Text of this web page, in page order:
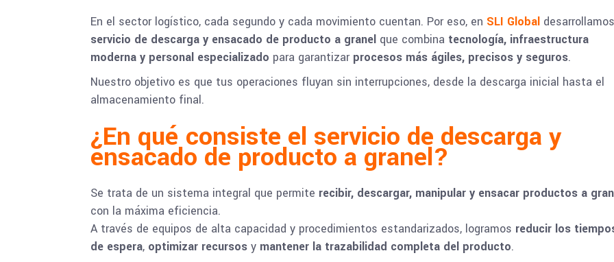
En el sector logístico, cada segundo y cada movimiento cuentan. Por eso, en SLI Global
servicio de descarga y ensacado de producto a granel que combina tecnología, infraestructura
moderna y personal especializado para garantizar procesos más ágiles, precisos y seguros.
Nuestro objetivo es que tus operaciones fluyan sin interrupciones, desde la descarga inicial hasta el
almacenamiento final.
¿En qué consiste el servicio de descarga y
ensacado de producto a granel?
Se trata de un sistema integral que permite recibir, descargar, manipular y ensacar productos a
con la máxima eficiencia.
A través de equipos de alta capacidad y procedimientos estandarizados, logramos reducir los
de espera, optimizar recursos y mantener la trazabilidad completa del producto.